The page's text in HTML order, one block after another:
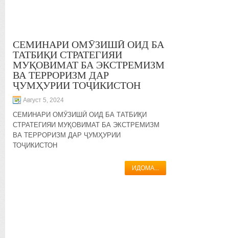
СЕМИНАРИ ОМӮЗИШӢ ОИД БА
ТАТБИҚИ СТРАТЕГИЯИ
МУҚОВИМАТ БА ЭКСТРЕМИЗМ
ВА ТЕРРОРИЗМ ДАР
ҶУМҲУРИИ ТОҶИКИСТОН
Август 5, 2024
СЕМИНАРИ ОМӮЗИШӢ ОИД БА ТАТБИҚИ
СТРАТЕГИЯИ МУҚОВИМАТ БА ЭКСТРЕМИЗМ
ВА ТЕРРОРИЗМ ДАР ҶУМҲУРИИ
ТОҶИКИСТОН
ИДОМА...